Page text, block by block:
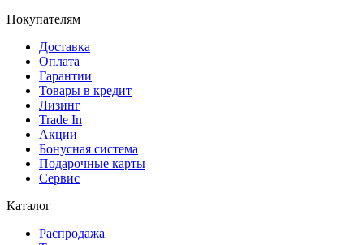
Покупателям
Доставка
Оплата
Гарантии
Товары в кредит
Лизинг
Trade In
Акции
Бонусная система
Подарочные карты
Сервис
Каталог
Распродажа